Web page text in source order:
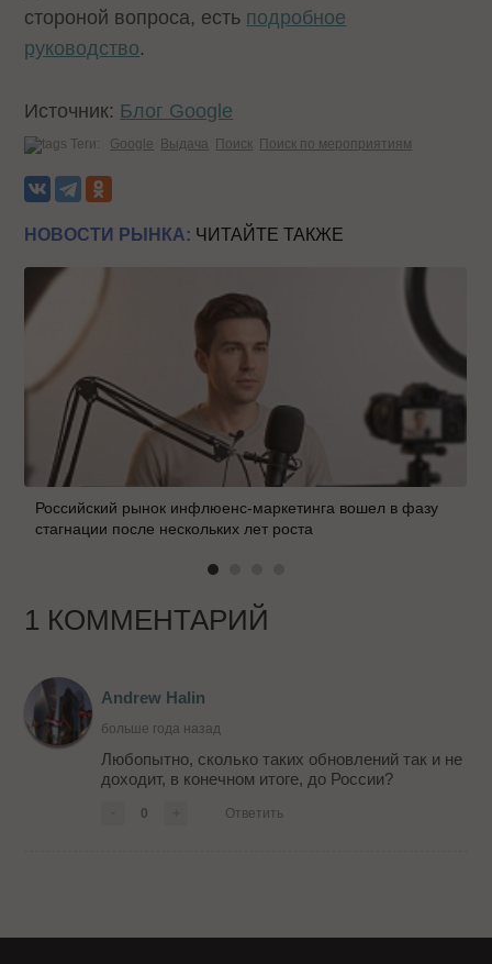
стороной вопроса, есть подробное
руководство.
Источник: Блог Google
Теги: Google Выдача Поиск Поиск по мероприятиям
НОВОСТИ РЫНКА: ЧИТАЙТЕ ТАКЖЕ
Российский рынок инфлюенс-маркетинга вошел в фазу
стагнации после нескольких лет роста
1 КОММЕНТАРИЙ
Andrew Halin
больше года назад
Любопытно, сколько таких обновлений так и не
доходит, в конечном итоге, до России?
0 Ответить